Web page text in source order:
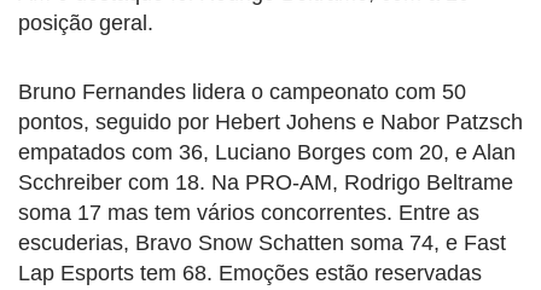
posição geral.
Bruno Fernandes lidera o campeonato com 50
pontos, seguido por Hebert Johens e Nabor Patzsch
empatados com 36, Luciano Borges com 20, e Alan
Scchreiber com 18. Na PRO-AM, Rodrigo Beltrame
soma 17 mas tem vários concorrentes. Entre as
escuderias, Bravo Snow Schatten soma 74, e Fast
Lap Esports tem 68. Emoções estão reservadas